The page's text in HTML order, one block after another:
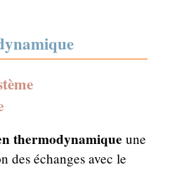
thermodynamique une
des échanges avec le